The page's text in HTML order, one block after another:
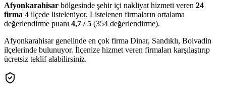
Afyonkarahisar bölgesinde şehir içi nakliyat hizmeti veren 24
firma 4 ilçede listeleniyor. Listelenen firmaların ortalama
değerlendirme puanı 4,7 / 5 (354 değerlendirme).
Afyonkarahisargenelinde en çok firma Dinar, Sandıklı, Bolvadin
ilçelerinde bulunuyor. İlçenize hizmet veren firmaları karşılaştırıp
ücretsiz teklif alabilirsiniz.